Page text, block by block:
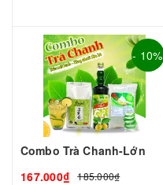
- 10%
Combo Trà Chanh-Lớn
167.000₫
185.000₫